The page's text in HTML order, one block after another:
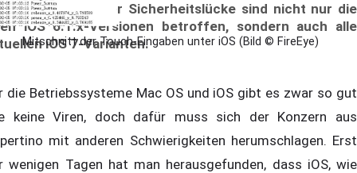
Von der Sicherheitslücke sind nicht nur die
iOS 6.1.x-Versionen betroffen, sondern auch alle
iOS 7-Varianten.
Mitschnitt der Touch-Eingaben unter iOS (Bild © FireEye)
die Betriebssysteme Mac OS und iOS gibt es zwar so gut
keine Viren, doch dafür muss sich der Konzern aus
mit anderen Schwierigkeiten herumschlagen. Erst
wenigen Tagen hat man herausgefunden, dass iOS, wie